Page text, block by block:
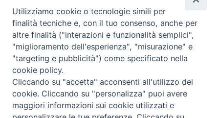
CONTATTI
info@fermodiocesi.it
pec:economato.diocesifermo@legalmail.it
SEGUICI SU
Facebook
Instagram
X YouTube
Feed
Utilizziamo cookie o tecnologie simili per
finalità tecniche e, con il tuo consenso, anche per
altre finalità ("interazioni e funzionalità semplici",
"miglioramento dell'esperienza", "misurazione" e
"targeting e pubblicità") come specificato nella
cookie policy.
Cliccando su "accetta" acconsenti all'utilizzo dei
cookie. Cliccando su "personalizza" puoi avere
maggiori informazioni sui cookie utilizzati e